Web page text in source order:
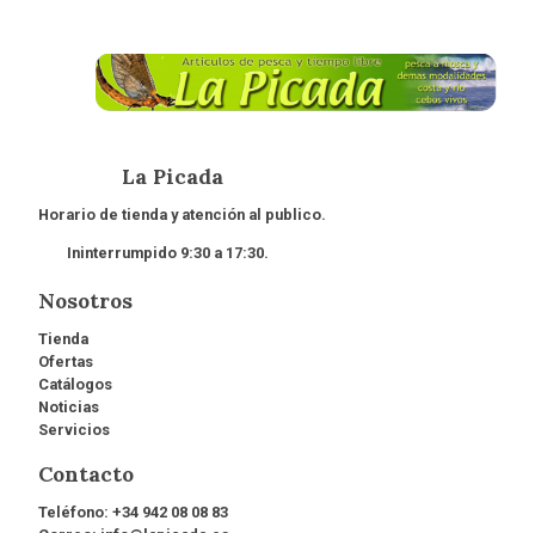
La Picada
Horario de tienda y atención al publico.
Ininterrumpido 9:30 a 17:30.
Nosotros
Tienda
Ofertas
Catálogos
Noticias
Servicios
Contacto
Teléfono: +34 942 08 08 83